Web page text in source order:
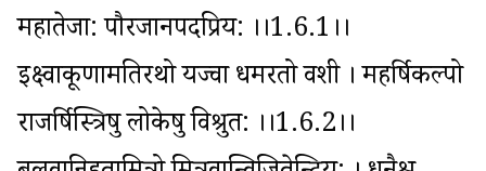
महातेजा: पौरजानपदप्रिय: ।।1.6.1।।
इक्ष्वाकूणामतिरथो यज्वा धर्मरतो वशी । महर्षिकल्पो
राजर्षिस्त्रिषु लोकेषु विश्रुत: ।।1.6.2।।